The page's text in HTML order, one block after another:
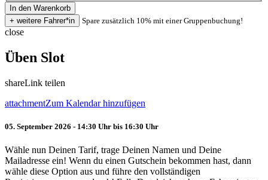
Spare zusätzlich 10% mit einer Gruppenbuchung!
close
Üben Slot
shareLink teilen
attachmentZum Kalendar hinzufügen
05. September 2026 - 14:30 Uhr bis 16:30 Uhr
Wähle nun Deinen Tarif, trage Deinen Namen und Deine
Mailadresse ein! Wenn du einen Gutschein bekommen hast, dann
wähle diese Option aus und führe den vollständigen